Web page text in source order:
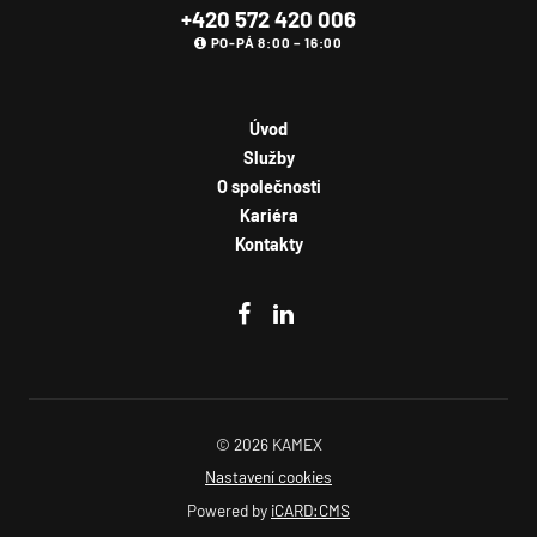
zpracováním osobních údajů
+420 572 420 006
PO-PÁ 8:00 – 16:00
Úvod
Služby
O společnosti
Kariéra
Kontakty
© 2026 KAMEX
Nastavení cookies
Powered by iCARD:CMS